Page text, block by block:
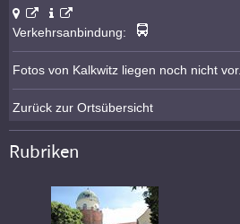
Verkehrsanbindung:
Fotos von Kalkwitz liegen noch nicht vor.
Zurück zur Ortsübersicht
Rubriken